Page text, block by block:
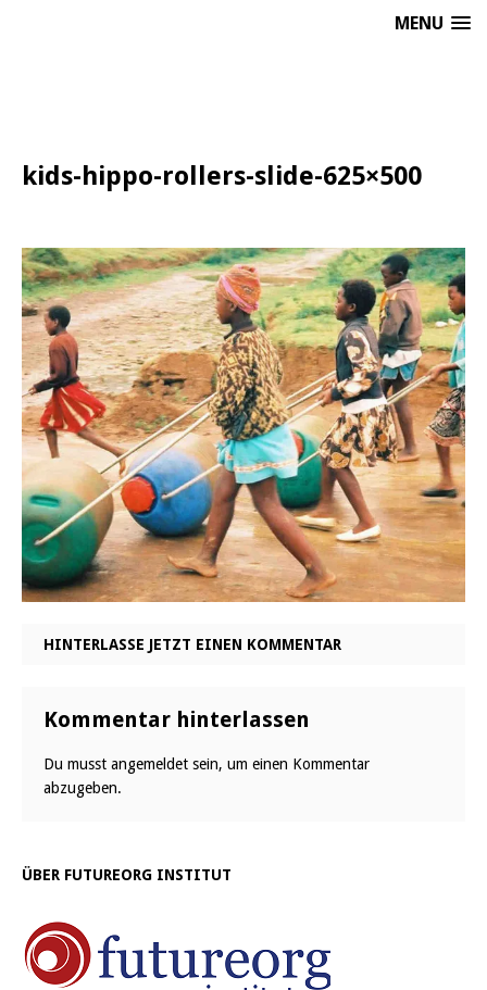
MENU
kids-hippo-rollers-slide-625×500
HINTERLASSE JETZT EINEN KOMMENTAR
Kommentar hinterlassen
Du musst angemeldet sein, um einen Kommentar
abzugeben.
ÜBER FUTUREORG INSTITUT